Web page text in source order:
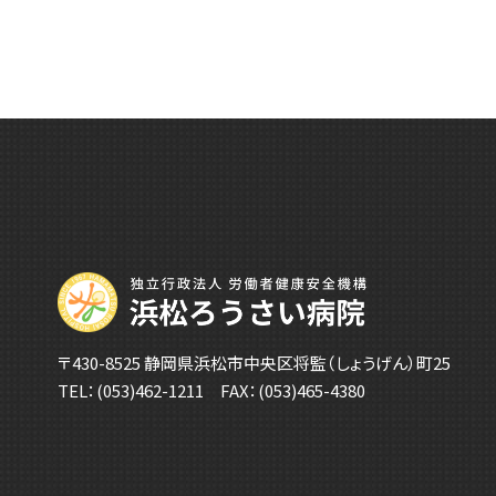
〒430-8525 静岡県浜松市中央区将監（しょうげん）町25
TEL： (053)462-1211 FAX：(053)465-4380